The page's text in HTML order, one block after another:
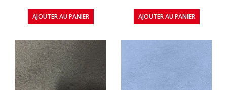
AJOUTER AU PANIER AJOUTER AU PANIER